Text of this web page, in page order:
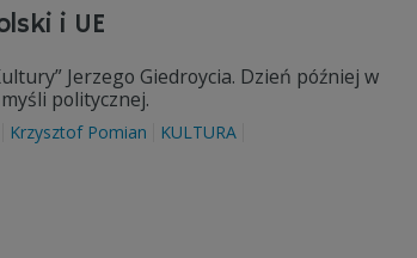
i UE
Jerzego Giedroycia. Dzień później w
politycznej.
Krzysztof Pomian
KULTURA